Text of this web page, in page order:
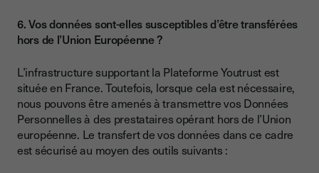
6. Vos données sont-elles susceptibles d’être transférées
hors de l’Union Européenne ?
L’infrastructure supportant la Plateforme Youtrust est
située en France. Toutefois, lorsque cela est nécessaire,
nous pouvons être amenés à transmettre vos Données
Personnelles à des prestataires opérant hors de l’Union
européenne. Le transfert de vos données dans ce cadre
est sécurisé au moyen des outils suivants :